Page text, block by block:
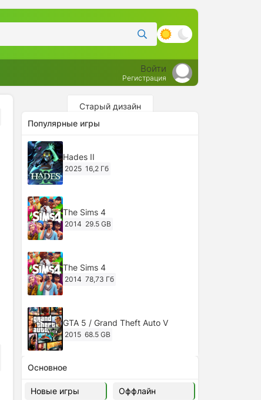
Войти
Регистрация
Старый дизайн
Популярные игры
Hades II
2025 16,2 Гб
The Sims 4
2014 29.5 GB
The Sims 4
2014 78,73 Гб
GTA 5 / Grand Theft Auto V
2015 68.5 GB
Ghost of Tsushima: Director's Cut
v.1053.8.1023.1614 [RePack
Decepticon] (2024)
2024
Основное
Новые игры Оффлайн